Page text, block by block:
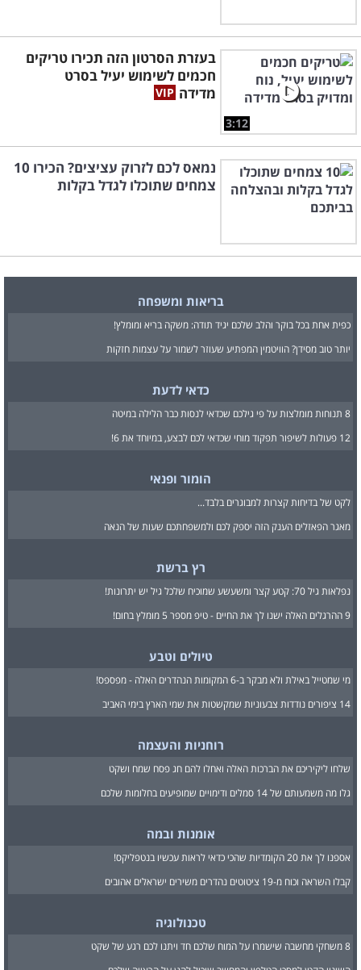
3:12
בעזרת הסרטון הזה תכירו טריקים
חכמים לשימוש יעיל בסרט
מדידה
נמאס לכם לזרוק עציצים? הכירו 10
צמחים שתוכלו לגדל בקלות
בריאות ומשפחה
כפית אחת בכל בוקר והלב שלכם יגיד תודה: משקה בריא ומומלץ!
יותר טוב מסידן? הוויטמין המפתיע שעוזר לשמור על עצמות חזקות
כדאי לדעת
8 תנוחות מומלצות על פי גילכם שכדאי לנסות כבר הלילה במיטה
12 פעולות לשיפור תפקוד מוחי שכדאי לכם לבצע, במיוחד את 6!
הומור ופנאי
לקט של בדיחות קצרות למבוגרים בלבד...
מאגר הפאזלים הענק הזה יספק לכם ולמשפחתכם שעות של הנאה
רץ ברשת
נפלאות גיל 70: קטע קצר ומשעשע שמוכיח שלכל גיל יש יתרונות!
9 ההרגלים האלה ישנו לך את החיים - טיפ מספר 5 מומלץ בחום!
טיולים וטבע
מי שמטייל באילת ולא מבקר ב-6 המקומות הנהדרים האלה - מפספס!
14 ציפורים נודדות צבעוניות שמקשטות את שמי הארץ בימי האביב
רוחניות והעצמה
שלחו ליקיריכם את הברכות האלה ואחלו להם חג פסח שמח ושקט
גלו מה משמעותם של 14 סמלים ודימויים שמופיעים בחלומות שלכם
אומנות ובמה
אספנו לך את 20 הקומדיות שהכי כדאי לראות עכשיו בנטפליקס!
קבלו השראה וכוח מ-19 ציטוטים נהדרים משירים ישראלים אהובים
טכנולוגיה
8 משחקי מחשבה שישמרו על המוח שלכם חד ויתנו לכם רגע של שקט